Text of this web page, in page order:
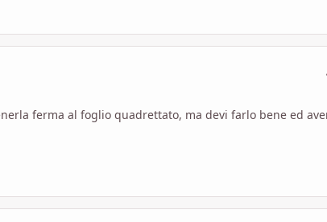
ferma al foglio quadrettato, ma devi farlo bene ed